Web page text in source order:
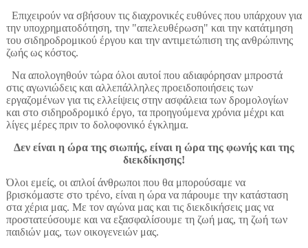
Επιχειρούν να σβήσουν τις διαχρονικές ευθύνες που υπάρχουν για
την υποχρηματοδότηση, την "απελευθέρωση" και την κατάτμηση
του σιδηροδρομικού έργου και την αντιμετώπιση της ανθρώπινης
ζωής ως κόστος.
Να απολογηθούν τώρα όλοι αυτοί που αδιαφόρησαν μπροστά
στις αγωνιώδεις και αλλεπάλληλες προειδοποιήσεις των
εργαζομένων για τις ελλείψεις στην ασφάλεια των δρομολογίων
και στο σιδηροδρομικό έργο, τα προηγούμενα χρόνια μέχρι και
λίγες μέρες πριν το δολοφονικό έγκλημα.
Δεν είναι η ώρα της σιωπής, είναι η ώρα της φωνής και της
διεκδίκησης!
Όλοι εμείς, οι απλοί άνθρωποι που θα μπορούσαμε να
βρισκόμαστε στο τρένο, είναι η ώρα να πάρουμε την κατάσταση
στα χέρια μας. Με τον αγώνα μας και τις διεκδικήσεις μας να
προστατεύσουμε και να εξασφαλίσουμε τη ζωή μας, τη ζωή των
παιδιών μας, των οικογενειών μας.